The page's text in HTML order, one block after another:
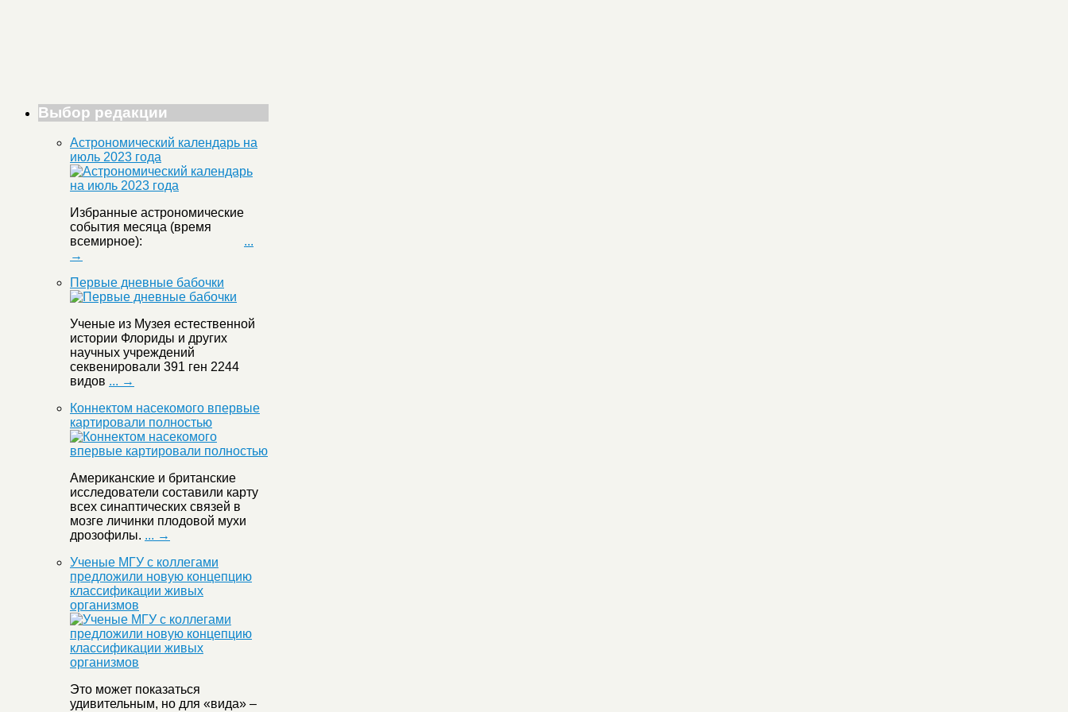
Выбор редакции
Астрономический календарь на
июль 2023 года
Избранные астрономические
события месяца (время
всемирное): ...
→
Первые дневные бабочки
Ученые из Музея естественной
истории Флориды и других
научных учреждений
секвенировали 391 ген 2244
видов ... →
Коннектом насекомого впервые
картировали полностью
Американские и британские
исследователи составили карту
всех синаптических связей в
мозге личинки плодовой мухи
дрозофилы. ... →
Ученые МГУ с коллегами
предложили новую концепцию
классификации живых
организмов
Это может показаться
удивительным, но для «вида» –